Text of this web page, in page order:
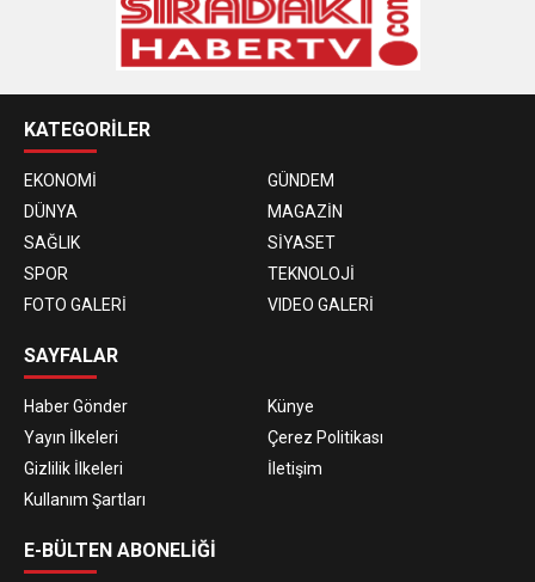
KATEGORİLER
EKONOMİ
GÜNDEM
DÜNYA
MAGAZİN
SAĞLIK
SİYASET
SPOR
TEKNOLOJİ
FOTO GALERİ
VIDEO GALERİ
SAYFALAR
Haber Gönder
Künye
Yayın İlkeleri
Çerez Politikası
Gizlilik İlkeleri
İletişim
Kullanım Şartları
E-BÜLTEN ABONELİĞİ